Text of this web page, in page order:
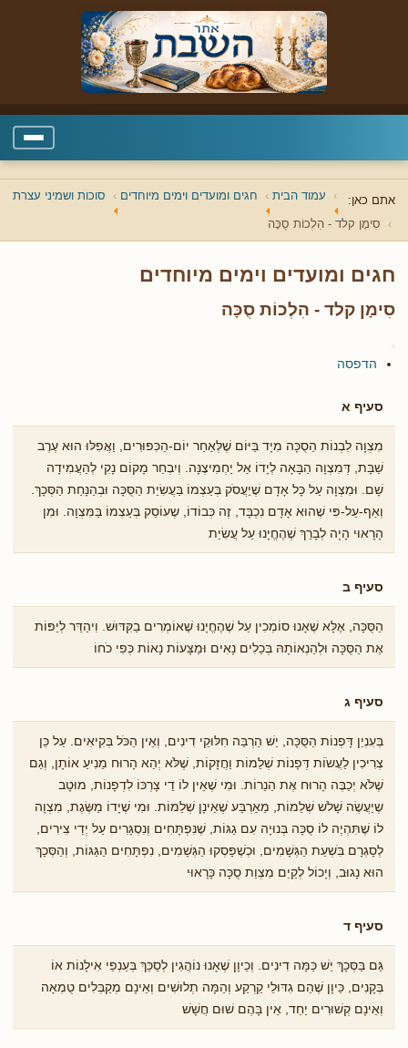
אתם כאן: עמוד הבית חגים ומועדים וימים מיוחדים סוכות ושמיני עצרת
סִימָן קלד - הִלְכוֹת סֻכָּה
חגים ומועדים וימים מיוחדים
סִימָן קלד - הִלְכוֹת סֻכָּה
הדפסה
סעיף א
מִצְוָה לִבְנוֹת הַסֻכָּה מִיָד בַּיּוֹם שֶׁלְּאַחַר יוֹם-הַכִּפּוּרִים, וַאֲפִלּוּ הוּא עֶרֶב
שַׁבָּת, דְּמִצְוָה הַבָּאָה לְיָדוֹ אַל יַחְמִיצֶנָּה. וְיִבְחַר מָקוֹם נָקִי לְהַעֲמִידָה
שָׁם. וּמִצְוָה עַל כָּל אָדָם שֶׁיַעֲסֹק בְּעַצְמוֹ בַּעֲשִׂיַת הַסֻּכָּה וּבְהַנָּחַת הַסְּכָךְ.
וְאַף-עַל-פִּי שֶׁהוּא אָדָם נִכְבָּד, זֶה כְּבוֹדוֹ, שֶעוֹסֵק בְּעַצְמוֹ בַּמִּצְוָה. וּמִן
הָרָאוּי הָיָה לְבָרֵךְ שֶׁהֶחֱיָנוּ עַל עֲשִׂיַת
סעיף ב
הַסֻּכָּה, אֶלָּא שֶׁאָנוּ סוֹמְכִין עַל שֶׁהֶחֱיָנוּ שֶׁאוֹמְרִים בַקִּדּוּשׁ. וִיהַדֵּר לְיַפּוֹת
אֶת הַסֻּכָּה וּלְהַנְאוֹתָהּ בְּכֵלִים נָאִים וּמַצָּעוֹת נָאוֹת כְּפִי כֹחוֹ
סעיף ג
בְּעִנְיַן דָּפְנוֹת הַסֻּכָּה, יֵשׁ הַרְבֵּה חִלּוּקֵי דִינִים, וְאֵין הַכֹּל בְּקִיאִים. עַל כֵּן
צְרִיכִין לַעֲשֹוֹת דְּפָנוֹת שְׁלֵמוֹת וַחֲזָקוֹת, שֶׁלֹּא יְהֵא הָרוּח מֵנִיעַ אוֹתָן, וְגַם
שֶׁלֹּא יְכַבֶּה הָרוּח אֶת הַנֵרוֹת. וּמִי שֶׁאֵין לוֹ דֵי צָרְכּוֹ לִדְפָנוֹת, מוּטָב
שֶיַעֲשֶׂה שָׁלֹש שְׁלֵמוֹת, מֵאַרְבַּע ֹשֶאֵינָן שְׁלֵמוֹת. וּמִי שֶׁיָדוֹ מַשֶּׂגֶת, מִצְוָה
לוֹ שֶׁתִּהְיֶה לוֹ סֻכָּה בְּנוּיָה עִם גַגּוֹת, שֶׁנִּפְתָּחִים וְנִסְגָּרִים עַל יְדֵי צִירִים,
לְסָגְרָם בִֹּשְעַת הַגְּשָׁמִים, וּכְשֶׁפָּסְקוּ הַגְּשָׁמִים, נִפְתָּחִים הַגַּגּוֹת, וְהַסְּכָךְ
הוּא נָגוּב, וְיָכוֹל לְקַיֵם מִצְוַת סֻכָּה כָּרָאוּי
סעיף ד
גַּם בַּסְּכָךְ יֵשׁ כַּמָּה דִינִים. וְכֵיוָן שֶׁאָנוּ נוֹהֲגִין לְסַכֵּךְ בְּעַנְפֵי אִילָנוֹת אוֹ
בְּקָנִים, כֵּיוָן שֶׁהֵם גִדּוּלֵי קַרְקַע וְהֵמָּה תְלוּשִׁים וְאֵינָם מְקַבְּלִים טֻמְאָה
וְאֵינָם קְשׁוּרִים יַחַד, אֵין בָּהֶם שׁוּם חֲשָׁשׁ